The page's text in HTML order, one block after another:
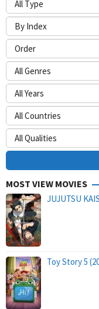
MOST VIEW MOVIES
JUJUTSU
Toy Story 5